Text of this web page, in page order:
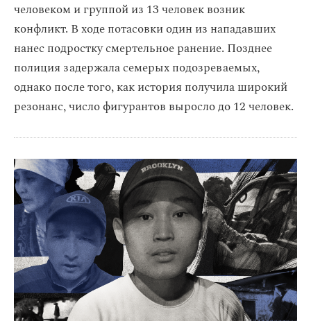
человеком и группой из 13 человек возник
конфликт. В ходе потасовки один из нападавших
нанес подростку смертельное ранение. Позднее
полиция задержала семерых подозреваемых,
однако после того, как история получила широкий
резонанс, число фигурантов выросло до 12 человек.